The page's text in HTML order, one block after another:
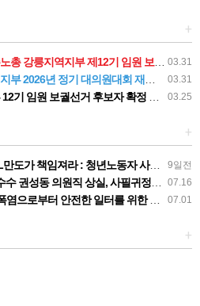
+
03.31
지역지부 제12기 임원 보궐선거결과 공고
03.31
년 정기 대의원대회 재소집 건
03.25
임원 보궐선거 후보자 확정 공고
+
9일전
자 사망사고의 철저한 진상규명과 재발방지 대책 마련하라
07.16
권성동 의원직 상실, 사필귀정이다
07.01
위한 민주노총 강원지역본부 폭염감시단 선포 기자회견
+